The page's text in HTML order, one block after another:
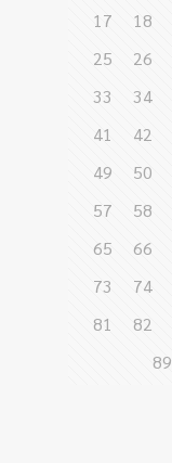
17
18
25
26
33
34
41
42
49
50
57
58
65
66
73
74
81
82
89